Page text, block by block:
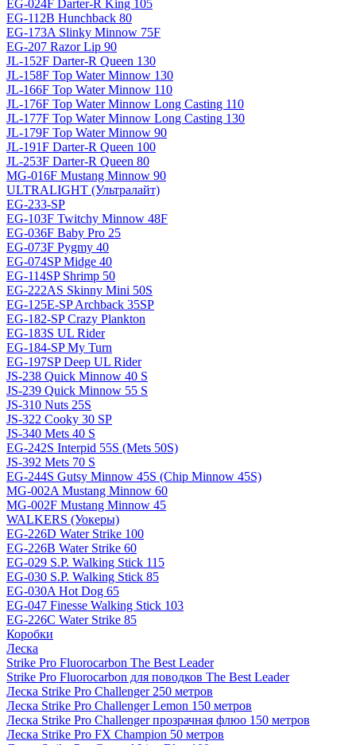
EG-024F Darter-R King 105
EG-112B Hunchback 80
EG-173A Slinky Minnow 75F
EG-207 Razor Lip 90
JL-152F Darter-R Queen 130
JL-158F Top Water Minnow 130
JL-166F Top Water Minnow 110
JL-176F Top Water Minnow Long Casting 110
JL-177F Top Water Minnow Long Casting 130
JL-179F Top Water Minnow 90
JL-191F Darter-R Queen 100
JL-253F Darter-R Queen 80
MG-016F Mustang Minnow 90
ULTRALIGHT (Ультралайт)
EG-233-SP
EG-103F Twitchy Minnow 48F
EG-036F Baby Pro 25
EG-073F Pygmy 40
EG-074SP Midge 40
EG-114SP Shrimp 50
EG-222AS Skinny Mini 50S
EG-125E-SP Archback 35SP
EG-182-SP Crazy Plankton
EG-183S UL Rider
EG-184-SP My Turn
EG-197SP Deep UL Rider
JS-238 Quick Minnow 40 S
JS-239 Quick Minnow 55 S
JS-310 Nuts 25S
JS-322 Cooky 30 SP
JS-340 Mets 40 S
EG-242S Interpid 55S (Mets 50S)
JS-392 Mets 70 S
EG-244S Gutsy Minnow 45S (Chip Minnow 45S)
MG-002A Mustang Minnow 60
MG-002F Mustang Minnow 45
WALKERS (Уокеры)
EG-226D Water Strike 100
EG-226B Water Strike 60
EG-029 S.P. Walking Stick 115
EG-030 S.P. Walking Stick 85
EG-030A Hot Dog 65
EG-047 Finesse Walking Stick 103
EG-226C Water Strike 85
Коробки
Леска
Strike Pro Fluorocarbon The Best Leader
Strike Pro Fluorocarbon для поводков The Best Leader
Леска Strike Pro Challenger 250 метров
Леска Strike Pro Challenger Lemon 150 метров
Леска Strike Pro Challenger прозрачная флюо 150 метров
Леска Strike Pro FX Champion 50 метров